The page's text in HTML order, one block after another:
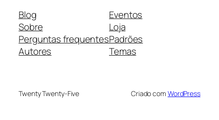
Blog
Sobre
Perguntas frequentes
Autores
Eventos
Loja
Padrões
Temas
Twenty Twenty-Five Criado com WordPress